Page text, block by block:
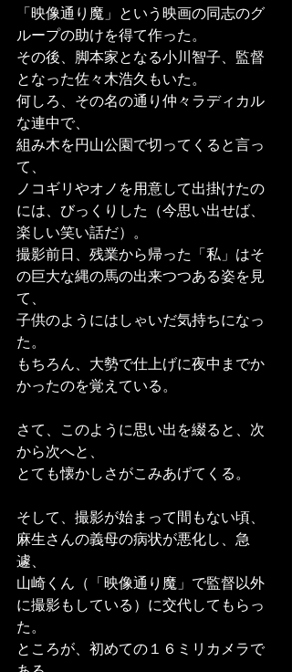
「映像通り魔」という映画の同志のグ
ループの助けを得て作った。
その後、脚本家となる小川智子、監督
となった佐々木浩久もいた。
何しろ、その名の通り仲々ラディカル
な連中で、
組み木を円山公園で切ってくると言っ
て、
ノコギリやオノを用意して出掛けたの
には、びっくりした（今思い出せば、
楽しい笑い話だ）。
撮影前日、残業から帰った「私」はそ
の巨大な縄の馬の出来つつある姿を見
て、
子供のようにはしゃいだ気持ちになっ
た。
もちろん、大勢で仕上げに夜中までか
かったのを覚えている。
さて、このように思い出を綴ると、次
から次へと、
とても懐かしさがこみあげてくる。
そして、撮影が始まって間もない頃、
麻生さんの義母の病状が悪化し、急
遽、
山崎くん（「映像通り魔」で監督以外
に撮影もしている）に交代してもらっ
た。
ところが、初めての１６ミリカメラで